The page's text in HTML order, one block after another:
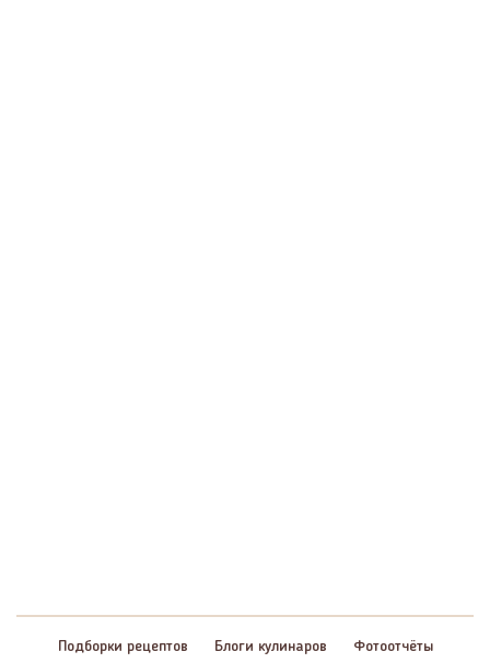
Подборки рецептов Блоги кулинаров Фотоотчёты